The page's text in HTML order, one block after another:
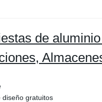
de
diseño gratuitos